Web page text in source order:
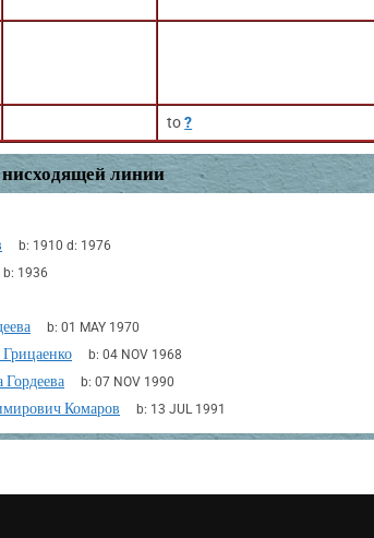
to?
линии
b: 1910 d: 1976
b: 1936
b: 01 MAY 1970
b: 04 NOV 1968
b: 07 NOV 1990
Комаров b: 13 JUL 1991